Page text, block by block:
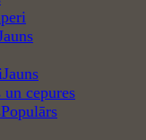
un cepures